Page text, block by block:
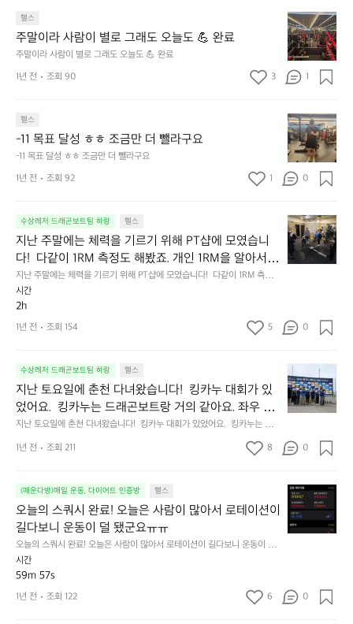
자
고
다
짐
중.
아
까
지
는
성
공
중
자
하
기
어
구
들
이
해
보
자
😆
걸
이
하
나
구
매
네
요
~
숀
리
형
의
턱
걸
이
만
에
려
니
매
우
드
네
😅
열
심
히
0
개
원
에
서
체
력
련
헬스
주말이라 사람이 별로 그래도 오늘도 💪 완료
주말이라 사람이 별로 그래도 오늘도 💪 완료
주
말
이
라
사
별
로
그
래
도
늘
도
💪
완
1년 전 조회 90 3 1
헬스
-11 목표 달성 ㅎㅎ 조금만 더 뺄라구요
-11 목표 달성 ㅎㅎ 조금만 더 뺄라구요
-
1
1
목
표
ㅎ
ㅎ
조
라
요
1년 전 조회 92 1 0
수상레저 드래곤보트팀 하랑 헬스
지난 주말에는 체력을 기르기 위해 PT샵에 모였습니
다!  다같이 1RM 측정도 해봤죠. 개인 1RM을 알아서
근력운동에 이용해보려 합니다. 그래서 대략적인 값을
알아봤습니다.  그리고 7가지 종목으로 서킷 트레이닝
을 했습니다.  ㅁ 1분 운동ㅡ30초 휴식 7세트 로잉ㅡ스
쿼트ㅡ티바로우ㅡ버핏ㅡ 크런치ㅡ백익스텐션ㅡ암풀
만에 무게 들어서 근육통 시작인데 잘 회복해보시죠😁
지난 주말에는 체력을 기르기 위해 PT샵에 모였습니다!  다같이 1RM 측정도
해봤죠. 개인 1RM을 알아서 근력운동에 이용해보려 합니다. 그래서 대략적
인 값을 알아봤습니다.  그리고 7가지 종목으로 서킷 트레이닝을 했습니다.
ㅁ 1분 운동ㅡ30초 휴식 7세트 로잉ㅡ스쿼트ㅡ티바로우ㅡ버핏ㅡ 크런치ㅡ
백익스텐션ㅡ암풀다운  다들 각자 최선을 다해 7분 달려봤습니다💪  간만에
지
난
주
말
력
르
기
위
해
T
모
였
습
니
이
시간
2h
1년 전 조회 154 5 0
수상레저 드래곤보트팀 하랑 헬스
지난 토요일에 춘천 다녀왔습니다!  킹카누 대회가 있
었어요.  킹카누는 드래곤보트랑 거의 같아요. 좌우 패
들러가 패들링을 하고, 패들링 방식도 동일하죠.  저희
는 3위에 입상했습니다✌️ 작년에 이어서 올해도 입상
상금도 50만원 획득했어요 ㅎㅎ  뒷풀이는 춘천 닭갈
암호 경치 구경과 닭갈비로 영양보충까지 완벽한 주말
이었습니다😁  ㅡㅡㅡㅡㅡㅡㅡㅡㅡㅡㅡㅡㅡㅡㅡㅡㅡ
시즌의 막마지막 달이고 수상체험도 마지막이네요.  이
번 시즌 망설이던 분들이 계셨다면 이번에 함께 하시죠
~ 날씨도 좋아 한강에서 운동하기 딱입니다😎  에너지
넘치는 하랑팀과 함께 해보시죠!  🔵 일시: 10월 19일
(토) 9~11시 🔵 장소: 양화 해양스포츠훈련장(2호선 당
지난 토요일에 춘천 다녀왔습니다!  킹카누 대회가 있었어요.  킹카누는 드래
죠.  저희는 3위에 입상했습니다✌️ 작년에 이어서 올해도 입상 상금도 50만
었습니다😁  ㅡㅡㅡㅡㅡㅡㅡㅡㅡㅡㅡㅡㅡㅡㅡㅡㅡ 시즌의 막마지막 달이
함께 하시죠~ 날씨도 좋아 한강에서 운동하기 딱입니다😎  에너지 넘치는
하랑팀과 함께 해보시죠!  🔵 일시: 10월 19일(토) 9~11시 🔵 장소: 양화 해
양스포츠훈련장(2호선 당산역 근처) 🔵 체험신청 문의는 언제나 가능합니
다.  🔵 체험 신청은 아래 링크👇에서 하시면 됩니다  체험/강습,액티비티 상
품 데얼스에서 확인하기 https://theres.page.link/4qm1
지
난
토
요
에
다
녀
왔
습
카
1년 전 조회 211 8 0
(매운다방)매일 운동, 다이어트 인증방 헬스
오늘의 스쿼시 완료! 오늘은 사람이 많아서 로테이션이
길다보니 운동이 덜 됐군요ㅠㅠ
오늘의 스쿼시 완료! 오늘은 사람이 많아서 로테이션이 길다보니 운동이 덜
됐군요ㅠㅠ
오
늘
의
스
료!
시간
59m 57s
1년 전 조회 122 6 0